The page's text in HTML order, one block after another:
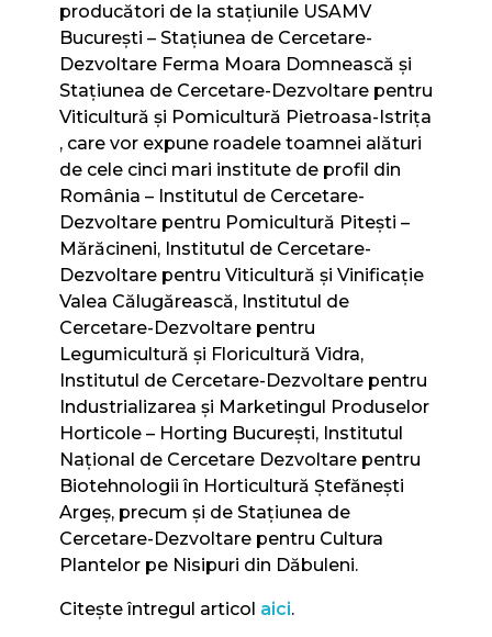
producători de la staţiunile USAMV
Bucureşti – Staţiunea de Cercetare-
Dezvoltare Ferma Moara Domnească și
Staţiunea de Cercetare-Dezvoltare pentru
Viticultură şi Pomicultură Pietroasa-Istriţa
, care vor expune roadele toamnei alături
de cele cinci mari institute de profil din
România – Institutul de Cercetare-
Dezvoltare pentru Pomicultură Piteşti –
Mărăcineni, Institutul de Cercetare-
Dezvoltare pentru Viticultură şi Vinificaţie
Valea Călugărească, Institutul de
Cercetare-Dezvoltare pentru
Legumicultură şi Floricultură Vidra,
Institutul de Cercetare-Dezvoltare pentru
Industrializarea şi Marketingul Produselor
Horticole – Horting Bucureşti, Institutul
Naţional de Cercetare Dezvoltare pentru
Biotehnologii în Horticultură Ştefăneşti
Argeş, precum şi de Staţiunea de
Cercetare-Dezvoltare pentru Cultura
Plantelor pe Nisipuri din Dăbuleni.
Citește întregul articol aici.